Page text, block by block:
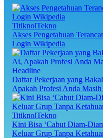
TitiknolTekno
Akses Pengetahuan
Login Wikipedia
Headline
Daftar Pekerjaan yang
Apakah Profesi Anda
TitiknolTekno
Kini Bisa ‘Cabut Diam-
Keluar Grup Tanpa